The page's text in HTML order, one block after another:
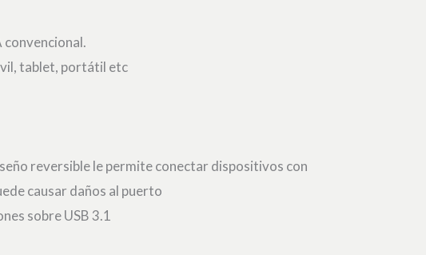
tablet, portátil etc
reversible le permite conectar dispositivos con
causar daños al puerto
sobre USB 3.1